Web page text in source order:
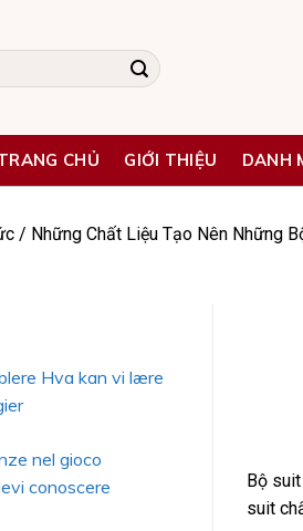
CHỦ GIỚI THIỆU DANH
/ Những Chất Liệu Tạo Nên Những
Hva kan vi lære
nel gioco
conoscere
Bộ
suit